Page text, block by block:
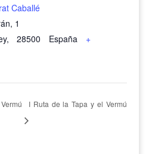
Caballé
1
, 28500 España
+
I Ruta de la Tapa y el Vermú